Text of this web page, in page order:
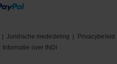
|Juridische mededeling
Privacybeleid
Informatie over INDI